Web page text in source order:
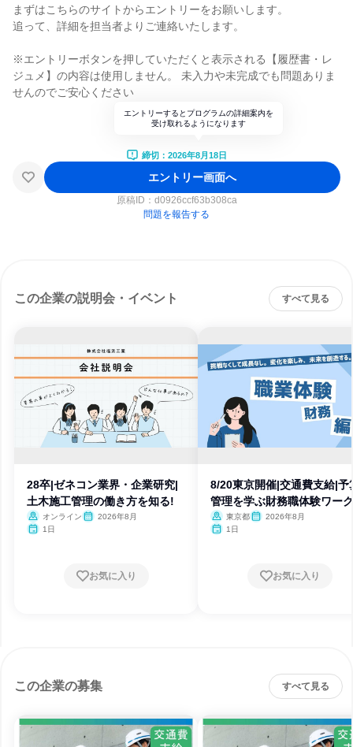
まずはこちらのサイトからエントリーをお願いします。
追って、詳細を担当者よりご連絡いたします。
※エントリーボタンを押していただくと表示される【履歴書・レ
ジュメ】の内容は使用しません。 未入力や未完成でも問題ありま
せんのでご安心ください
エントリーするとプログラムの詳細案内を
受け取れるようになります
締切：2026年8月18日
エントリー画面へ
原稿ID： d0926ccf63b308ca
問題を報告する
この企業の説明会・イベント すべて見る
28卒|ゼネコン業界・企業研究|
土木施工管理の働き方を知る!
オンライン
2026年8月
1日
お気に入り
8/20東京開催|交通費支給|予
管理を学ぶ財務職体験ワーク
東京都
2026年8月
1日
お気に入り
この企業の募集 すべて見る